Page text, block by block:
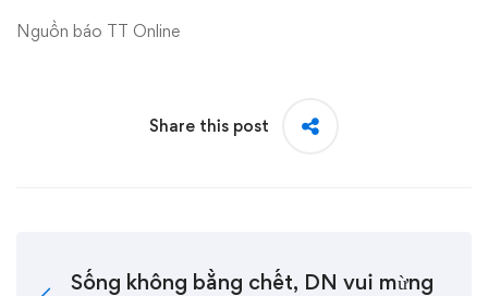
Nguồn báo TT Online
Share this post
Sống không bằng chết, DN vui mừng